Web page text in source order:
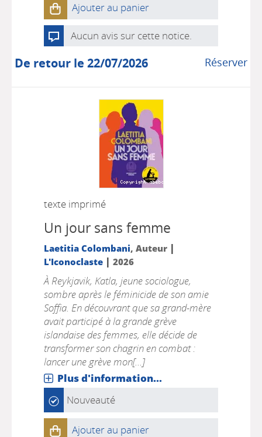
Ajouter au panier
Aucun avis sur cette notice.
Réserver
De retour le 22/07/2026
texte imprimé
Un jour sans femme
Laetitia Colombani, Auteur |
L'Iconoclaste| 2026
À Reykjavik, Katla, jeune sociologue,
sombre après le féminicide de son amie
Soffia. En découvrant que sa grand-mère
avait participé à la grande grève
islandaise des femmes, elle décide de
transformer son chagrin en combat :
lancer une grève mon[...]
Plus d'information...
Nouveauté
Ajouter au panier